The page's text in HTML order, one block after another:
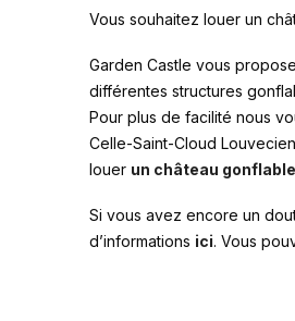
Vous souhaitez louer un
Garden Castle vous
différentes structures
Pour plus de facilité nous
Celle-Saint-Cloud
louer un château
Si vous avez encore un
d’informations ici. Vous